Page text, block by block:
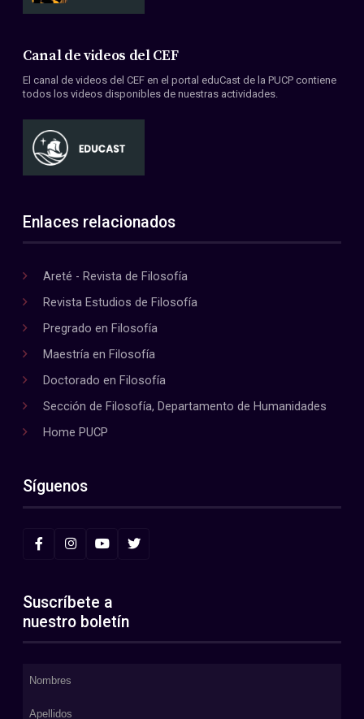
Canal de videos del CEF
El canal de videos del CEF en el portal eduCast de la PUCP contiene
todos los videos disponibles de nuestras actividades.
Enlaces relacionados
Areté - Revista de Filosofía
Revista Estudios de Filosofía
Pregrado en Filosofía
Maestría en Filosofía
Doctorado en Filosofía
Sección de Filosofía, Departamento de Humanidades
Home PUCP
Síguenos
Suscríbete a
nuestro boletín